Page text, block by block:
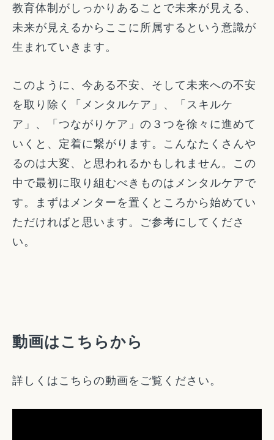
教育体制がしっかりあることで未来が見える、
未来が見えるからここに所属するという意識が
生まれていきます。
このように、今ある不安、そして未来への不安
を取り除く「メンタルケア」、「スキルケ
ア」、「つながりケア」の３つを徐々に進めて
いくと、定着に繋がります。こんなたくさんや
るのは大変、と思われるかもしれません。この
中で最初に取り組むべきものはメンタルケアで
す。まずはメンターを置くところから始めてい
ただければと思います。ご参考にしてくださ
い。
動画はこちらから
詳しくはこちらの動画をご覧ください。